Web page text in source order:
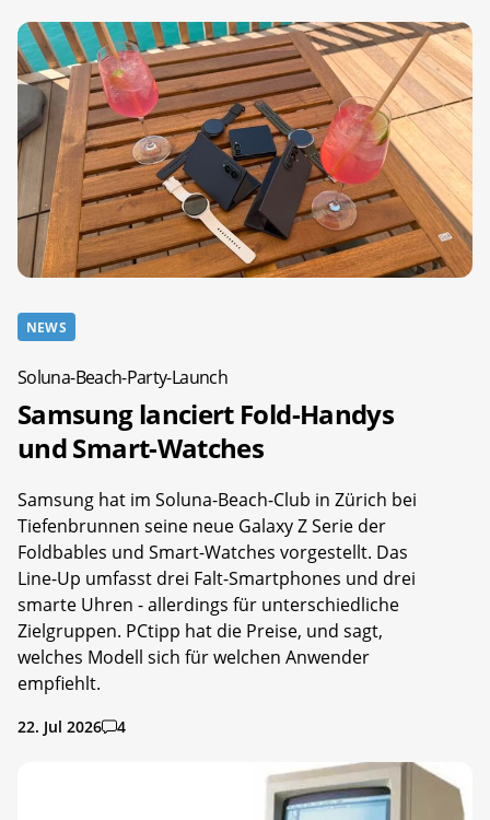
NEWS
Soluna-Beach-Party-Launch
Samsung lanciert Fold-Handys
und Smart-Watches
Samsung hat im Soluna-Beach-Club in Zürich bei
Tiefenbrunnen seine neue Galaxy Z Serie der
Foldbables und Smart-Watches vorgestellt. Das
Line-Up umfasst drei Falt-Smartphones und drei
smarte Uhren - allerdings für unterschiedliche
Zielgruppen. PCtipp hat die Preise, und sagt,
welches Modell sich für welchen Anwender
empfiehlt.
22. Jul 2026 4